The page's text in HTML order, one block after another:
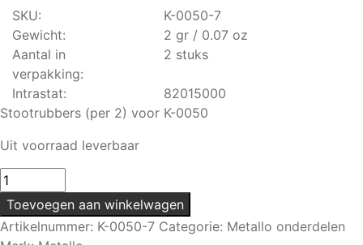
SKU:
K-0050-7
Gewicht:
2 gr / 0.07 oz
Aantal in
verpakking:
2 stuks
Intrastat:
82015000
Stootrubbers (per 2) voor K-0050
Uit voorraad leverbaar
Stootrubbers
(per
2)
|
Toevoegen aan winkelwagen
Artikelnummer: K-0050-7 Categorie: Metallo onderdelen